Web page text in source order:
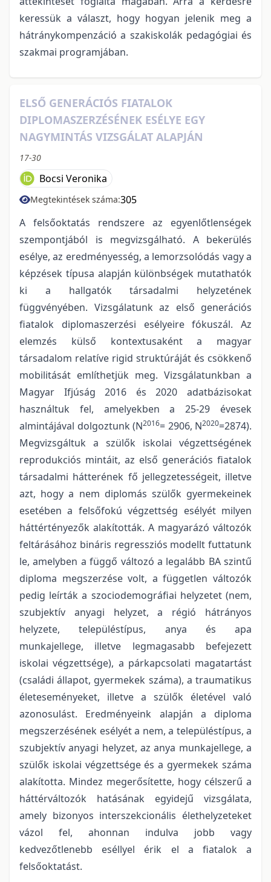
keressük a választ, hogy hogyan jelenik meg a
hátránykompenzáció a szakiskolák pedagógiai és
szakmai programjában.
ELSŐ GENERÁCIÓS FIATALOK
DIPLOMASZERZÉSÉNEK ESÉLYE EGY
NAGYMINTÁS VIZSGÁLAT ALAPJÁN
17-30
Bocsi Veronika
Megtekintések száma:305
A felsőoktatás rendszere az egyenlőtlenségek
szempontjából is megvizsgálható. A bekerülés
esélye, az eredményesség, a lemorzsolódás vagy a
képzések típusa alapján különbségek mutathatók
ki a hallgatók társadalmi helyzetének
függvényében. Vizsgálatunk az első generációs
fiatalok diplomaszerzési esélyeire fókuszál. Az
elemzés külső kontextusaként a magyar
társadalom relatíve rigid struktúráját és csökkenő
mobilitását említhetjük meg. Vizsgálatunkban a
Magyar Ifjúság 2016 és 2020 adatbázisokat
használtuk fel, amelyekben a 25-29 évesek
almintájával dolgoztunk (N2016= 2906, N2020=2874).
Megvizsgáltuk a szülők iskolai végzettségének
reprodukciós mintáit, az első generációs fiatalok
társadalmi hátterének fő jellegzetességeit, illetve
azt, hogy a nem diplomás szülők gyermekeinek
esetében a felsőfokú végzettség esélyét milyen
háttértényezők alakították. A magyarázó változók
feltárásához bináris regressziós modellt futtatunk
le, amelyben a függő változó a legalább BA szintű
diploma megszerzése volt, a független változók
pedig leírták a szociodemográfiai helyzetet (nem,
szubjektív anyagi helyzet, a régió hátrányos
helyzete, településtípus, anya és apa
munkajellege, illetve legmagasabb befejezett
iskolai végzettsége), a párkapcsolati magatartást
(családi állapot, gyermekek száma), a traumatikus
életeseményeket, illetve a szülők életével való
azonosulást. Eredményeink alapján a diploma
megszerzésének esélyét a nem, a településtípus, a
szubjektív anyagi helyzet, az anya munkajellege, a
szülők iskolai végzettsége és a gyermekek száma
alakította. Mindez megerősítette, hogy célszerű a
háttérváltozók hatásának egyidejű vizsgálata,
amely bizonyos interszekcionális élethelyzeteket
vázol fel, ahonnan indulva jobb vagy
kedvezőtlenebb eséllyel érik el a fiatalok a
felsőoktatást.